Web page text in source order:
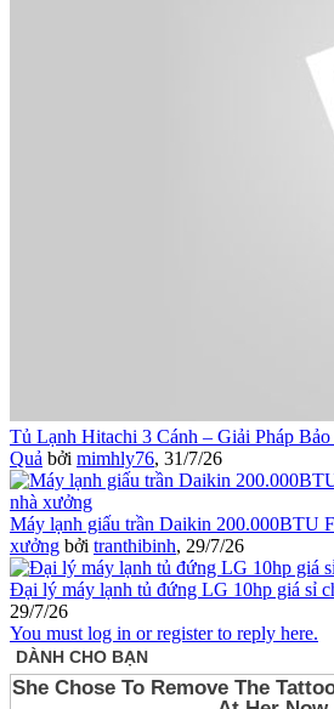
Tủ Lạnh Hitachi 3 Cánh – Giải Pháp
Quả bởi mimhly76, 31/7/26
Máy lạnh giấu trần Daikin 200.000BTU
xưởng bởi tranthibinh, 29/7/26
Đại lý máy lạnh tủ đứng LG 10hp giá sỉ
29/7/26
You must log in or register to reply here.